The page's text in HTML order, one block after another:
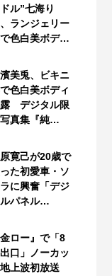
ル”七海り
ランジェリー
色白美ボデ…
美兎、ビキニ
色白美ボディ
デジタル限
真集『純…
寛己が20歳で
た初愛車・ソ
に興奮「デジ
パネル…
金ロー』で「8
口」ノーカッ
地上波初放送